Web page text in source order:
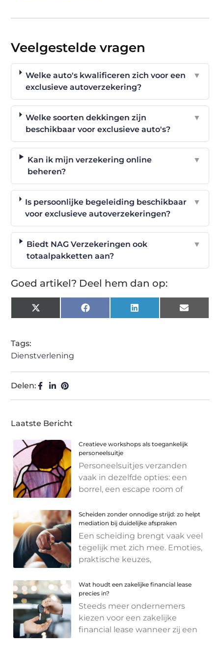
Veelgestelde vragen
Welke auto's kwalificeren zich voor een
exclusieve autoverzekering?
▼
Welke soorten dekkingen zijn
beschikbaar voor exclusieve auto's?
▼
Kan ik mijn verzekering online
beheren?
▼
Is persoonlijke begeleiding beschikbaar
voor exclusieve autoverzekeringen?
▼
Biedt NAG Verzekeringen ook
totaalpakketten aan?
▼
Goed artikel? Deel hem dan op:
X
(Twitter)
Facebook LinkedIn Email
Tags:
Dienstverlening
Delen:
Laatste Bericht
Creatieve workshops als toegankelijk
personeelsuitje
Personeelsuitjes verzanden
vaak in dezelfde opties: een
borrel, een escape room of
Scheiden zonder onnodige strijd: zo helpt
mediation bij duidelijke afspraken
Een scheiding brengt vaak veel
tegelijk met zich mee. Emoties,
praktische keuzes,
Wat houdt een zakelijke financial lease
precies in?
Steeds meer ondernemers
kiezen voor een zakelijke
financial lease wanneer zij een